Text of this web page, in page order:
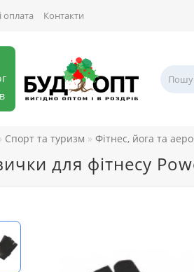
оплата Контакти
Спорт та туризм Фітнес, йога та
для фітнесу